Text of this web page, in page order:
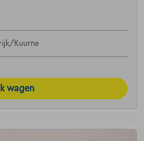
Kuurne
wagen